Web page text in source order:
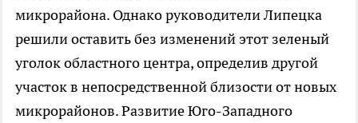
микрорайона. Однако руководители Липецка
решили оставить без изменений этот зеленый
уголок областного центра, определив другой
участок в непосредственной близости от новых
микрорайонов. Развитие Юго-Западного